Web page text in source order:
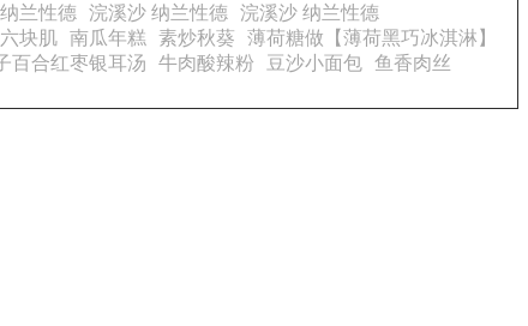
兰性德 浣溪沙 纳兰性德
浣溪沙 纳兰性德
块肌 南瓜年糕 素炒秋葵
薄荷糖做【薄荷黑巧冰淇淋】
百合红枣银耳汤 牛肉酸辣粉 豆沙小面包 鱼香肉丝